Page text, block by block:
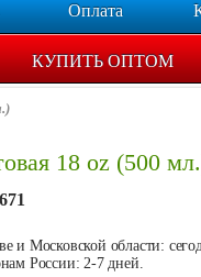
Оплата
КУПИТЬ ОПТОМ
18 oz (500
и Московской области:
России: 2-7 дней.